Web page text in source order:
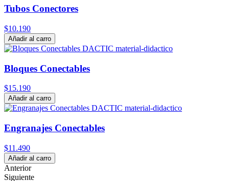
Tubos Conectores
$10.190
Añadir al carro
Bloques Conectables
$15.190
Añadir al carro
Engranajes Conectables
$11.490
Añadir al carro
Anterior
Siguiente